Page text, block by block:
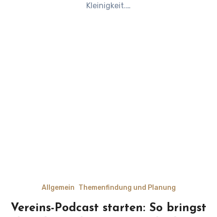
Kleinigkeit.…
Allgemein Themenfindung und Planung
Vereins-Podcast starten: So bringst